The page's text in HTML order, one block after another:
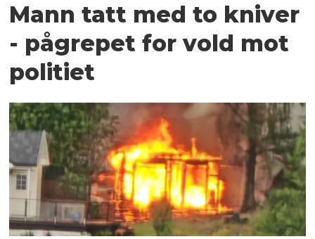
Mann tatt med to kniver
- pågrepet for vold mot
politiet